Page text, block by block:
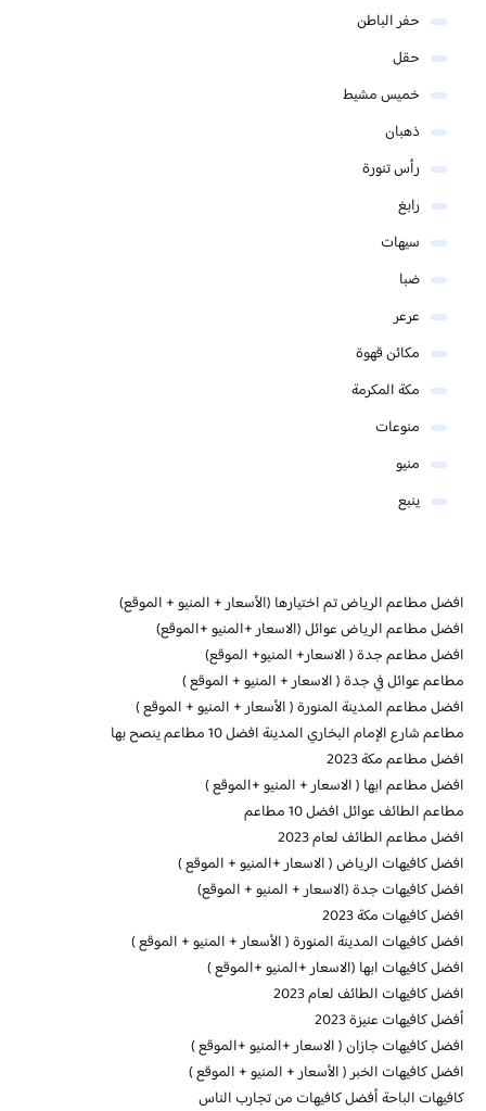
حفر الباطن
حقل
خميس مشيط
ذهبان
رأس تنورة
رابغ
سيهات
ضبا
عرعر
مكائن قهوة
مكة المكرمة
منوعات
منيو
ينبع
افضل مطاعم الرياض تم اختيارها (الأسعار + المنيو + الموقع)
افضل مطاعم الرياض عوائل (الاسعار +المنيو +الموقع)
افضل مطاعم جدة ( الاسعار+ المنيو+ الموقع)
مطاعم عوائل في جدة ( الاسعار + المنيو + الموقع )
افضل مطاعم المدينة المنورة ( الأسعار + المنيو + الموقع )
مطاعم شارع الإمام البخاري المدينة افضل 10 مطاعم ينصح بها
افضل مطاعم مكة 2023
افضل مطاعم ابها ( الاسعار + المنيو +الموقع )
مطاعم الطائف عوائل افضل 10 مطاعم
افضل مطاعم الطائف لعام 2023
افضل كافيهات الرياض ( الاسعار +المنيو + الموقع )
افضل كافيهات جدة (الاسعار + المنيو + الموقع)
افضل كافيهات مكة 2023
افضل كافيهات المدينة المنورة ( الأسعار + المنيو + الموقع )
افضل كافيهات ابها (الاسعار +المنيو +الموقع )
افضل كافيهات الطائف لعام 2023
أفضل كافيهات عنيزة 2023
افضل كافيهات جازان ( الاسعار +المنيو +الموقع )
افضل كافيهات الخبر ( الأسعار + المنيو + الموقع )
كافيهات الباحة أفضل كافيهات من تجارب الناس